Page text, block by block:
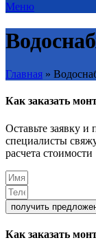
Меню
Главная »
Как заказать
Оставьте заявку
специалисты
расчета стоимости
получить
Как заказать